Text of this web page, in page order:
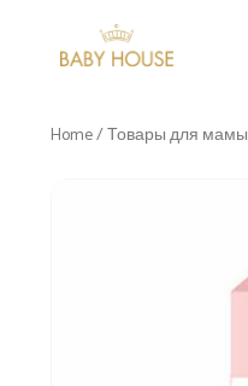
Home/Товары для мамы